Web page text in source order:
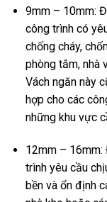
9mm – 10mm:
công trình có
chống cháy,
phòng tắm, nhà
Vách ngăn này
hợp cho các
những khu vực
12mm – 16mm:
trình yêu cầu
bền và ổn định